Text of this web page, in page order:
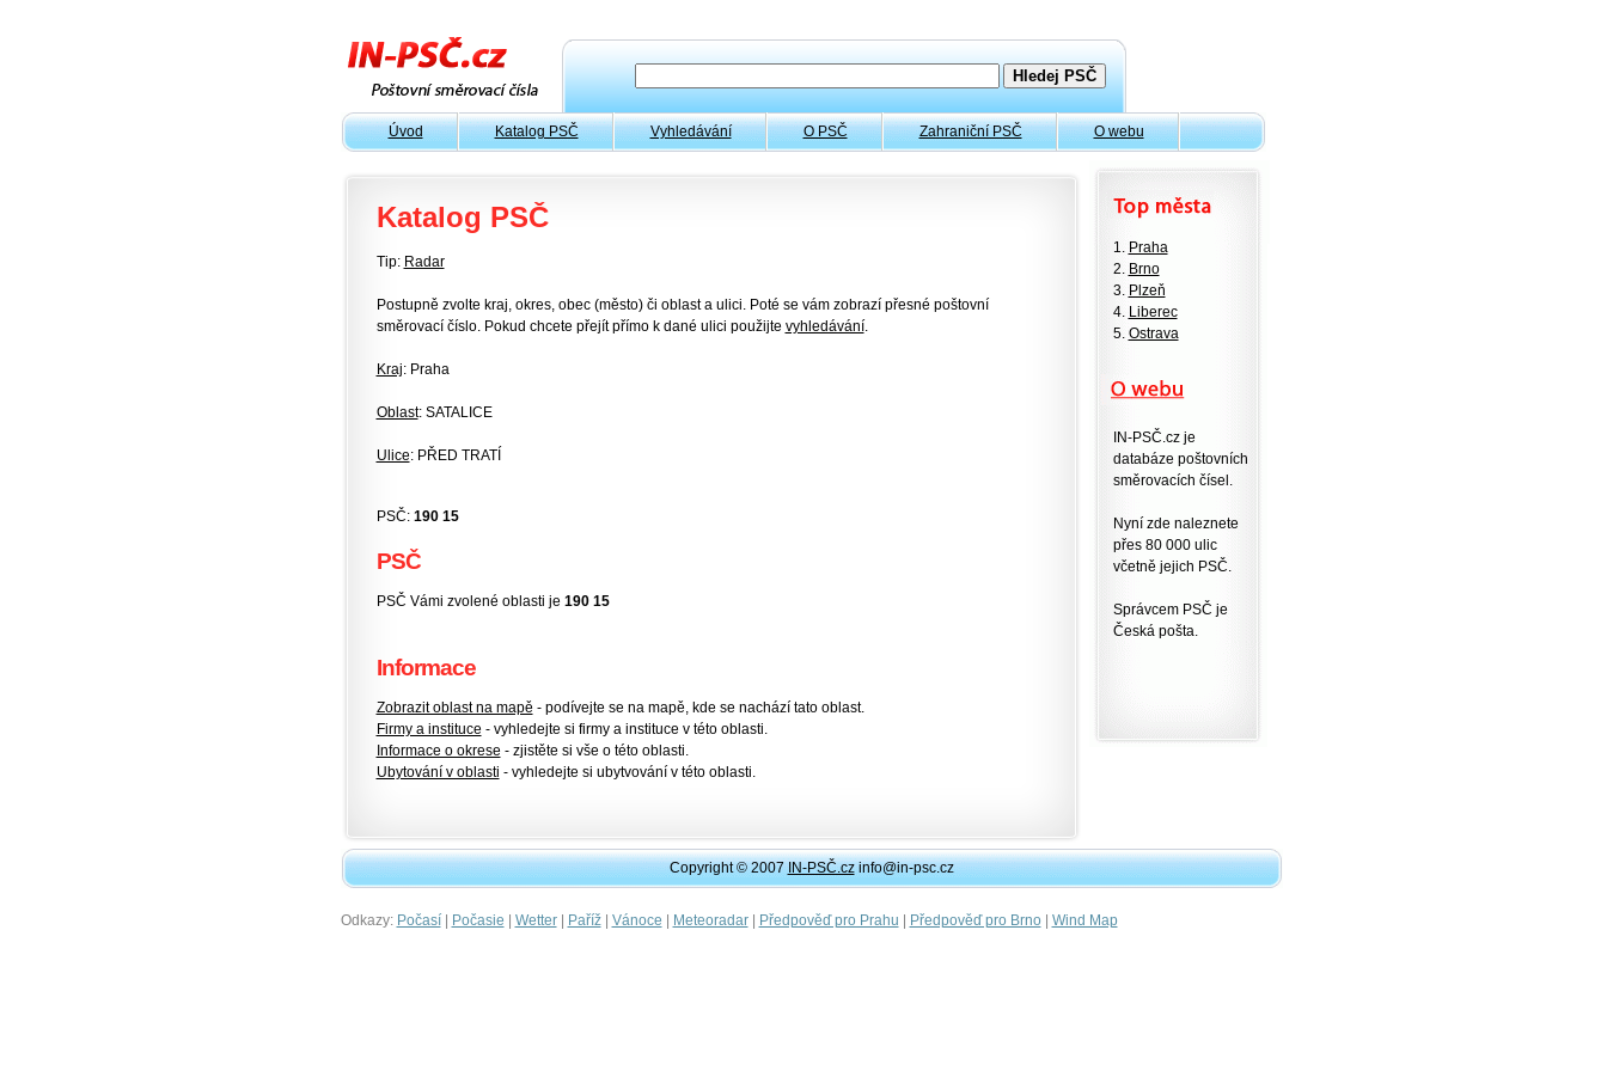
Úvod Katalog PSČ Vyhledávání O PSČ Zahraniční PSČ O webu
Katalog PSČ
Tip: Radar
Postupně zvolte kraj, okres, obec (město) či oblast a ulici. Poté se vám zobrazí přesné poštovní
směrovací číslo. Pokud chcete přejít přímo k dané ulici použijte vyhledávání.
Kraj: Praha
Oblast: SATALICE
Ulice: PŘED TRATÍ
PSČ: 190 15
PSČ
PSČ Vámi zvolené oblasti je 190 15
Informace
Zobrazit oblast na mapě - podívejte se na mapě, kde se nachází tato oblast.
Firmy a instituce - vyhledejte si firmy a instituce v této oblasti.
Informace o okrese - zjistěte si vše o této oblasti.
Ubytování v oblasti - vyhledejte si ubytvování v této oblasti.
1. Praha
2. Brno
3. Plzeň
4. Liberec
5. Ostrava
IN-PSČ.cz je
databáze poštovních
směrovacích čísel.
Nyní zde naleznete
přes 80 000 ulic
včetně jejich PSČ.
Správcem PSČ je
Česká pošta.
Copyright © 2007IN-PSČ.czinfo@in-psc.cz
Odkazy: Počasí| Počasie | Wetter| Paříž| Vánoce | Meteoradar| Předpověď pro Prahu | Předpověď pro Brno| Wind Map